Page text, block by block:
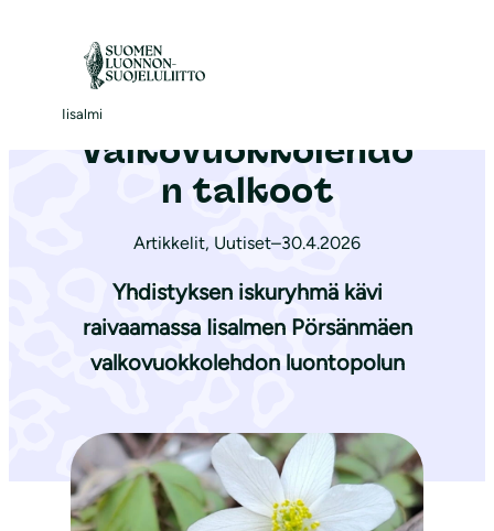
Iisalmi
Etusivu|Ajankohtaista
Valkovuokkolehdo
n talkoot
Artikkelit, Uutiset–30.4.2026
Yhdistyksen iskuryhmä kävi
raivaamassa Iisalmen Pörsänmäen
valkovuokkolehdon luontopolun